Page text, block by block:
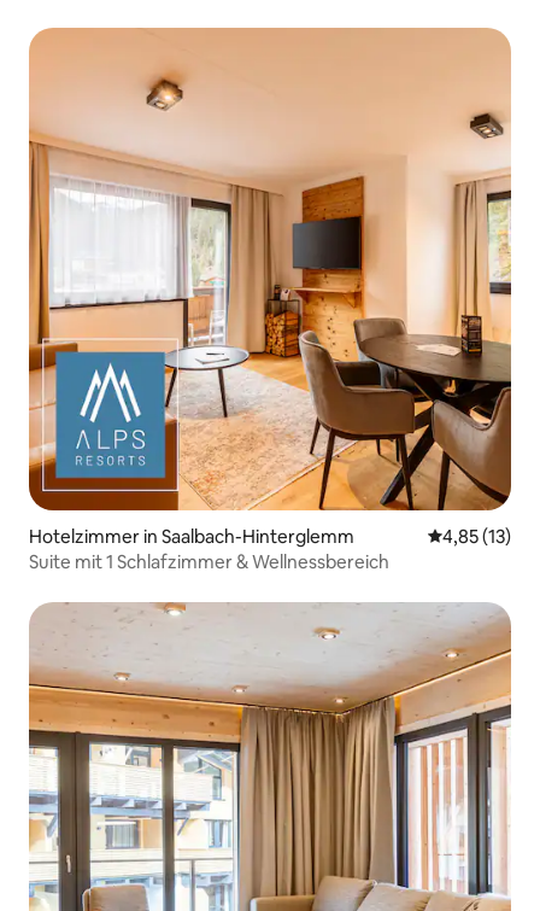
Hotelzimmer in Saalbach-Hinterglemm
4,85 (13)
Suite mit 1 Schlafzimmer & Wellnessbereich